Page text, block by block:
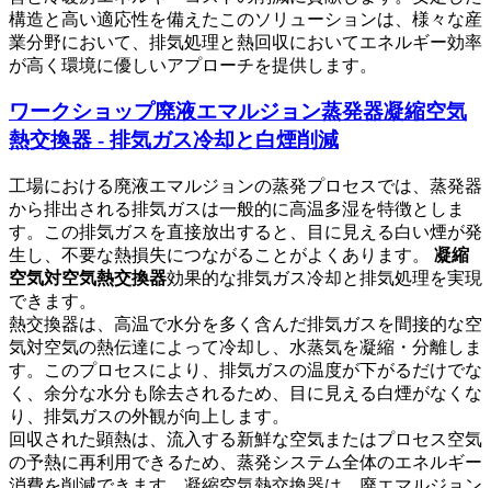
構造と高い適応性を備えたこのソリューションは、様々な産
業分野において、排気処理と熱回収においてエネルギー効率
が高く環境に優しいアプローチを提供します。
ワークショップ廃液エマルジョン蒸発器凝縮空気
熱交換器 - 排気ガス冷却と白煙削減
工場における廃液エマルジョンの蒸発プロセスでは、蒸発器
から排出される排気ガスは一般的に高温多湿を特徴としま
す。この排気ガスを直接放出すると、目に見える白い煙が発
生し、不要な熱損失につながることがよくあります。 凝縮
空気対空気熱交換器効果的な排気ガス冷却と排気処理を実現
できます。
熱交換器は、高温で水分を多く含んだ排気ガスを間接的な空
気対空気の熱伝達によって冷却し、水蒸気を凝縮・分離しま
す。このプロセスにより、排気ガスの温度が下がるだけでな
く、余分な水分も除去されるため、目に見える白煙がなくな
り、排気ガスの外観が向上します。
回収された顕熱は、流入する新鮮な空気またはプロセス空気
の予熱に再利用できるため、蒸発システム全体のエネルギー